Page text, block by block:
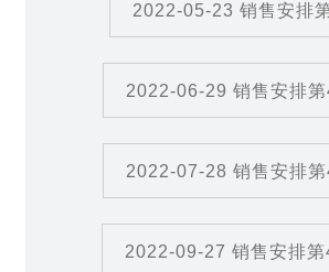
2022-05-23 销售安排
2022-06-29 销售安排
2022-07-28 销售安排
2022-09-27 销售安排第